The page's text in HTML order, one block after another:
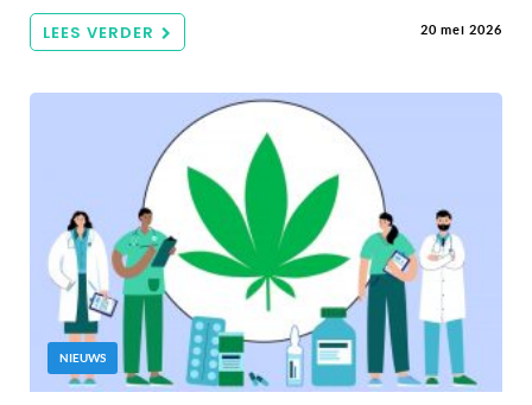
LEES VERDER 20 mei 2026
NIEUWS